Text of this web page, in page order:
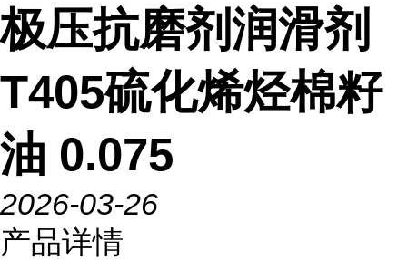
极压抗磨剂润滑剂
T405硫化烯烃棉籽
油 0.075
2026-03-26
产品详情